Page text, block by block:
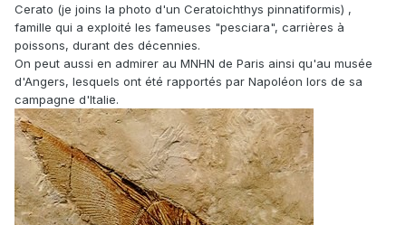
Cerato (je joins la photo d'un Ceratoichthys pinnatiformis) ,
famille qui a exploité les fameuses "pesciara", carrières à
poissons, durant des décennies.
On peut aussi en admirer au MNHN de Paris ainsi qu'au musée
d'Angers, lesquels ont été rapportés par Napoléon lors de sa
campagne d'Italie.